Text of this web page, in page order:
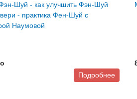
Шуй - как улучшить Фэн-Шуй
- практика Фен-Шуй с
Наумовой
Подробнее